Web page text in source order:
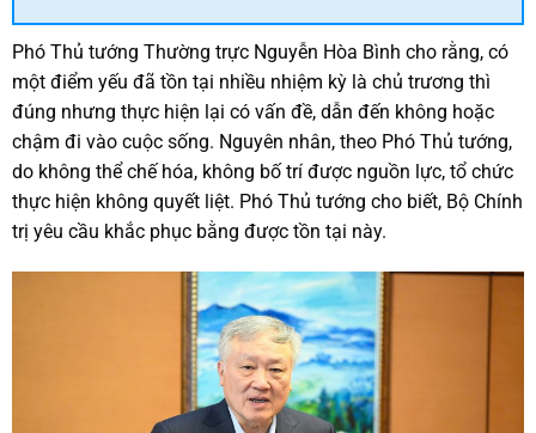
Phó Thủ tướng Thường trực Nguyễn Hòa Bình cho rằng, có
một điểm yếu đã tồn tại nhiều nhiệm kỳ là chủ trương thì
đúng nhưng thực hiện lại có vấn đề, dẫn đến không hoặc
chậm đi vào cuộc sống. Nguyên nhân, theo Phó Thủ tướng,
do không thể chế hóa, không bố trí được nguồn lực, tổ chức
thực hiện không quyết liệt. Phó Thủ tướng cho biết, Bộ Chính
trị yêu cầu khắc phục bằng được tồn tại này.